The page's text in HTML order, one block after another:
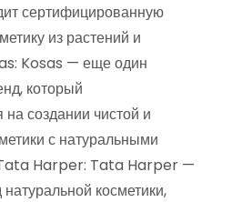
сертифицированную
из растений и
Kosas — еще один
который
на создании чистой и
с натуральными
Harper: Tata Harper —
косметики,